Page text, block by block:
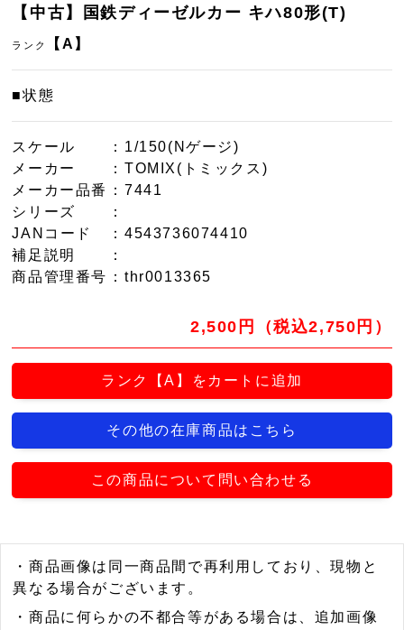
【中古】国鉄ディーゼルカー キハ80形(T)
ランク 【A】
■状態
スケール
：1/150(Nゲージ)
メーカー
：TOMIX(トミックス)
メーカー品番
：7441
シリーズ
：
JANコード
：4543736074410
補足説明
：
商品管理番号 ：thr0013365
2,500円（税込2,750円）
ランク【A】をカートに追加
その他の在庫商品はこちら
この商品について問い合わせる
・商品画像は同一商品間で再利用しており、現物と
異なる場合がございます。
・商品に何らかの不都合等がある場合は、追加画像